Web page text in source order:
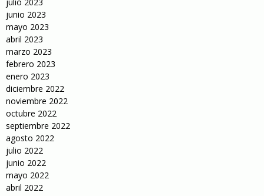
junio 2023
mayo 2023
abril 2023
marzo 2023
febrero 2023
enero 2023
diciembre 2022
noviembre 2022
octubre 2022
septiembre 2022
agosto 2022
julio 2022
junio 2022
mayo 2022
abril 2022